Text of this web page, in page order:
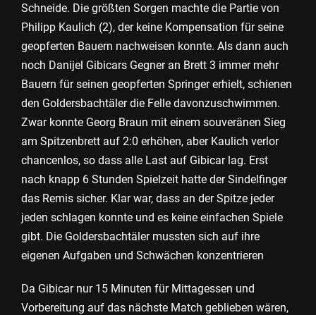
Schneide. Die größten Sorgen machte die Partie von
Philipp Kaulich (2), der keine Kompensation für seine
geopferten Bauern nachweisen konnte. Als dann auch
noch Danijel Gibicars Gegner an Brett 3 immer mehr
Bauern für seinen geopferten Springer erhielt, schienen
den Goldersbachtäler die Felle davonzuschwimmen.
Zwar konnte Georg Braun mit einem souveränen Sieg
am Spitzenbrett auf 2:0 erhöhen, aber Kaulich verlor
chancenlos, so dass alle Last auf Gibicar lag. Erst
nach knapp 6 Stunden Spielzeit hatte der Sindelfinger
das Remis sicher. Klar war, dass an der Spitze jeder
jeden schlagen konnte und es keine einfachen Spiele
gibt. Die Goldersbachtäler mussten sich auf ihre
eigenen Aufgaben und Schwächen konzentrieren
Da Gibicar nur 15 Minuten für Mittagessen und
Vorbereitung auf das nächste Match geblieben wären,